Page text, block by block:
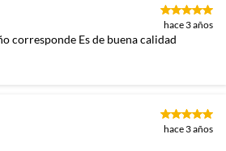
hace 3 años
corresponde Es de buena calidad
hace 3 años